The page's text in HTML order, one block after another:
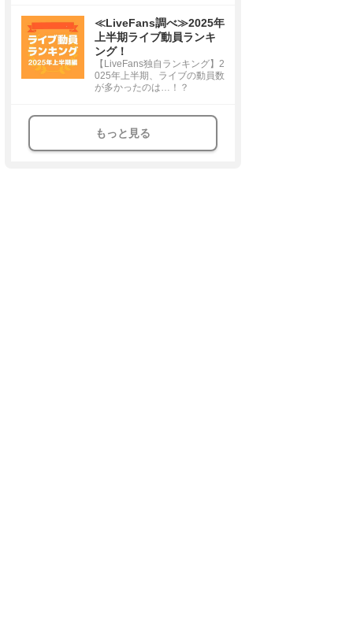
≪LiveFans調べ≫2025年
上半期ライブ動員ランキ
ング！
【LiveFans独自ランキング】2
025年上半期、ライブの動員数
が多かったのは…！？
もっと見る